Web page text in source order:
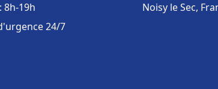
8h-19h
24/7
Noisy le Sec,